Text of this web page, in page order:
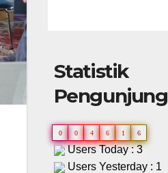
Statistik
Pengunjung
0 0 4 6 1 6
Users Today : 3
Users Yesterday : 1